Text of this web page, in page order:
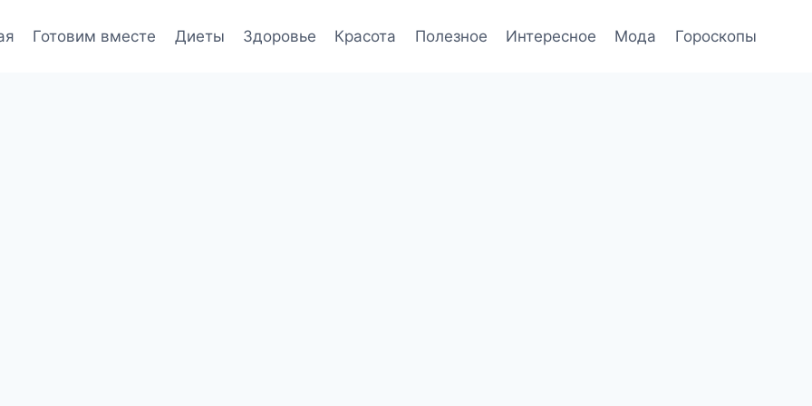
Готовим вместе Диеты Здоровье Красота Полезное Интересное Мода Гороскопы